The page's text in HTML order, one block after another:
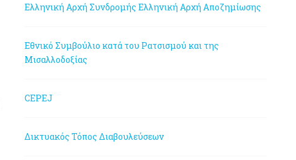
Ελληνική Αρχή Συνδρομής Ελληνική Αρχή Αποζημίωσης
Εθνικό Συμβούλιο κατά του Ρατσισμού και της
Μισαλλοδοξίας
CEPEJ
Δικτυακός Τόπος Διαβουλεύσεων